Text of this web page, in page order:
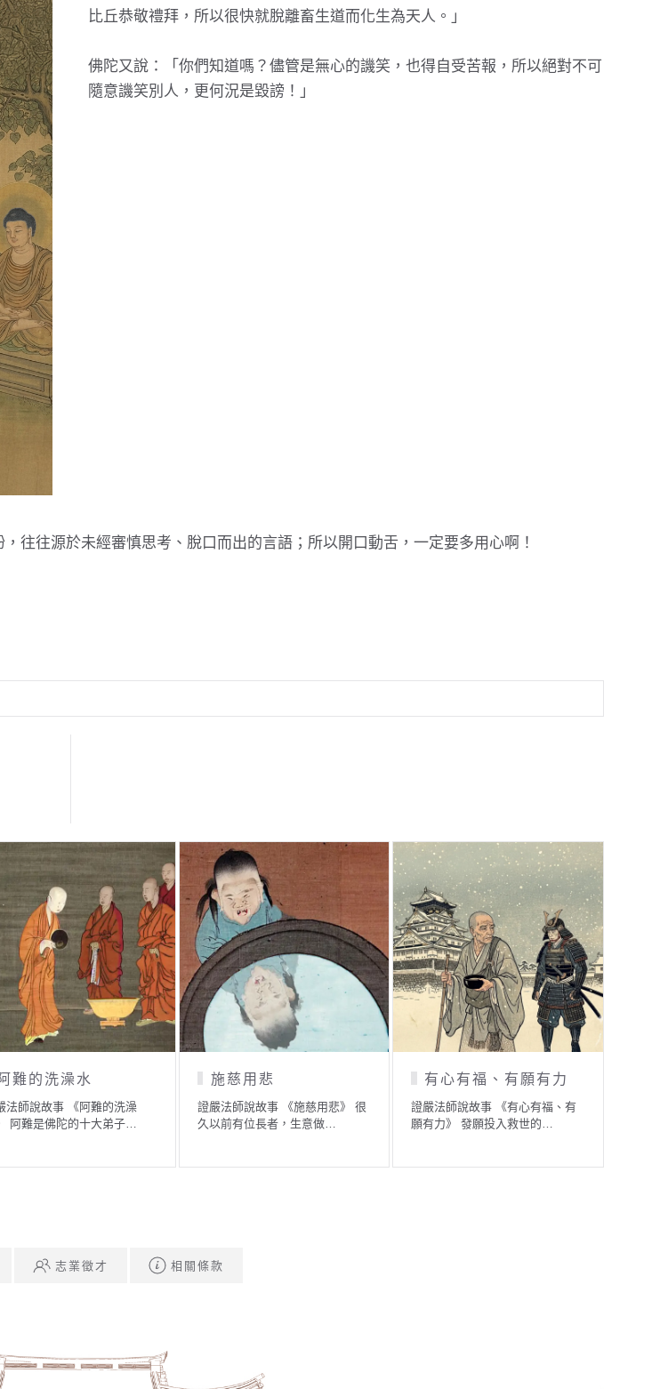
比丘恭敬禮拜，所以很快就脫離畜生道而化生為天人。」
佛陀又說：「你們知道嗎？儘管是無心的譏笑，也得自受苦報，所以絕對不可
隨意譏笑別人，更何況是毀謗！」
往往源於未經審慎思考、脫口而出的言語；所以開口動舌，一定要多用心啊！
小鳥與阿育王
證嚴法師說故事 《小鳥與阿育
王》 印度有一個古老的小故…
執著「名相」的傭人
證嚴法師說故事 《執著「名相」
的傭人》 佛典中有一個故…
女人與狼狗
證嚴法師說故事 《女人與狼狗》
佛經裡有個小故事── 有…
志業徵才 相關條款